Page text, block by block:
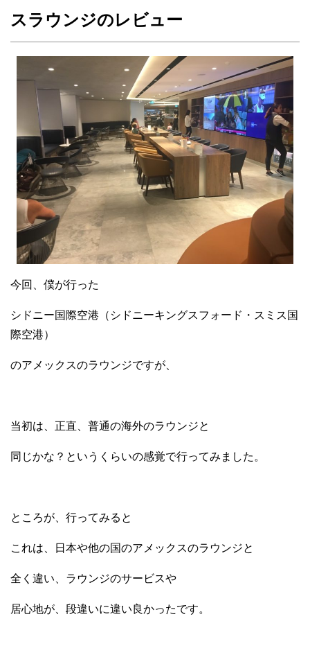
スラウンジのレビュー
今回、僕が行った
シドニー国際空港（シドニーキングスフォード・スミス国
際空港）
のアメックスのラウンジですが、
当初は、正直、普通の海外のラウンジと
同じかな？というくらいの感覚で行ってみました。
ところが、行ってみると
これは、日本や他の国のアメックスのラウンジと
全く違い、ラウンジのサービスや
居心地が、段違いに違い良かったです。